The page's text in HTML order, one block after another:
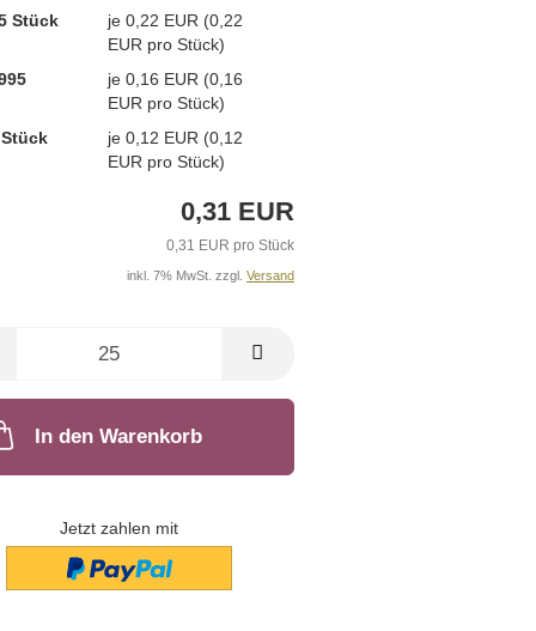
Stück
je 0,22 EUR (0,22
EUR pro Stück)
je 0,16 EUR (0,16
EUR pro Stück)
je 0,12 EUR (0,12
EUR pro Stück)
0,31 EUR
0,31 EUR pro Stück
inkl. 7% MwSt. zzgl. Versand
In den Warenkorb
Jetzt zahlen mit